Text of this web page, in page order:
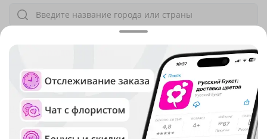
Введите название города или страны
По всему миру
Волгоград
Воронеж
Екатеринбург
Омск
Пермь
Ростов-на-Дону